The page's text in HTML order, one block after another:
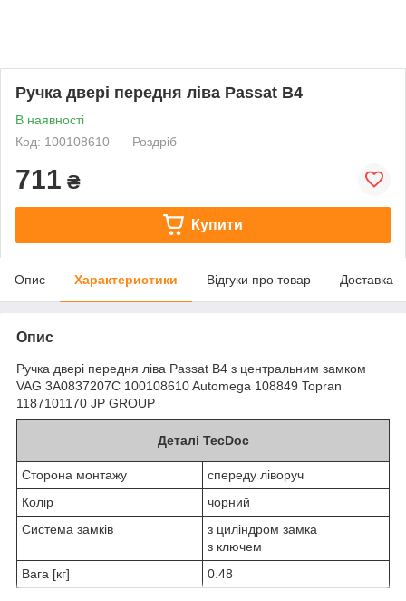
Ручка двері передня ліва Passat B4
В наявності
Код: 100108610
Роздріб
711 ₴
Купити
Опис Характеристики Відгуки про товар Доставка
Опис
Ручка двері передня ліва Passat B4 з центральним замком
VAG 3A0837207C 100108610 Automega 108849 Topran
1187101170 JP GROUP
Деталі TecDoc
Сторона монтажу
спереду ліворуч
Колір
чорний
Система замків
з циліндром замка
з ключем
Вага [кг]
0.48